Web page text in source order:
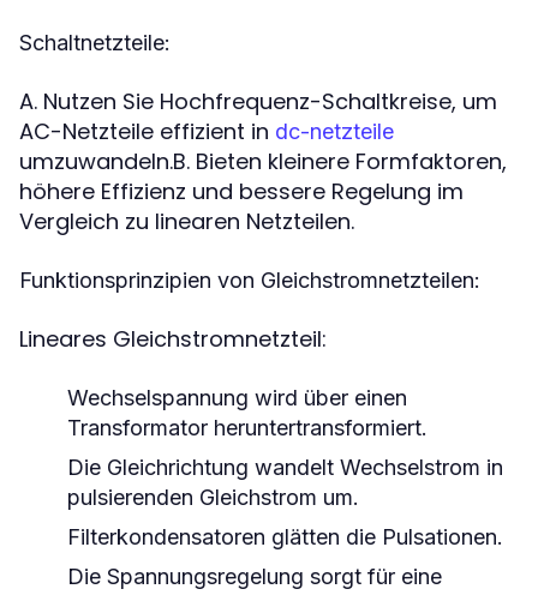
Schaltnetzteile:
A. Nutzen Sie Hochfrequenz-Schaltkreise, um
AC-Netzteile effizient in dc-netzteile
umzuwandeln.B. Bieten kleinere Formfaktoren,
höhere Effizienz und bessere Regelung im
Vergleich zu linearen Netzteilen.
Funktionsprinzipien von Gleichstromnetzteilen:
Lineares Gleichstromnetzteil:
Wechselspannung wird über einen
Transformator heruntertransformiert.
Die Gleichrichtung wandelt Wechselstrom in
pulsierenden Gleichstrom um.
Filterkondensatoren glätten die Pulsationen.
Die Spannungsregelung sorgt für eine